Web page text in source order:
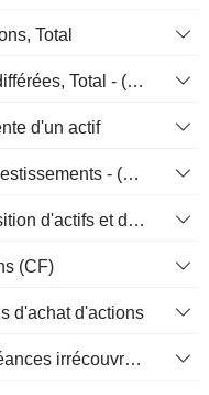
Total
Amortissement des charges différées, Total - (CF)
d'un actif
(Gain) perte sur la vente d'investissements - (CF)
Dépréciation du coût d'acquisition d'actifs et dépenses de restructuration
(CF)
d'achat d'actions
Provision et annulation de créances irrécouvrables